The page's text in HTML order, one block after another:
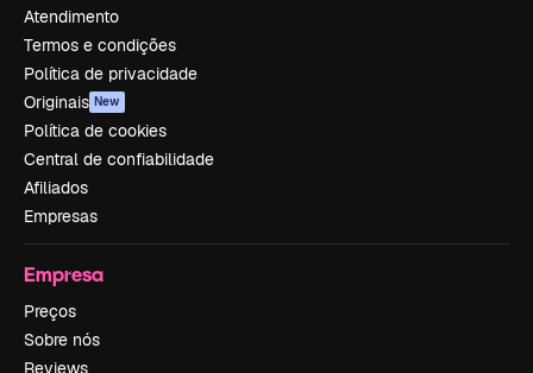
Atendimento
Termos e condições
Política de privacidade
Originais New
Política de cookies
Central de confiabilidade
Afiliados
Empresas
Empresa
Preços
Sobre nós
Reviews